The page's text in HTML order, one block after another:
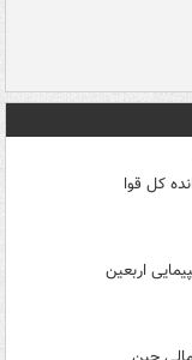
کل قوا
اربعین